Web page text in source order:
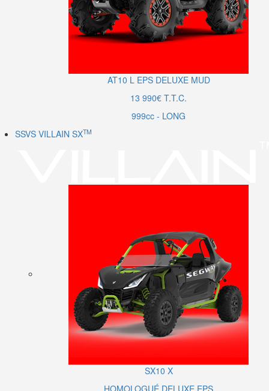
AT10 L EPS DELUXE MUD
13 990€ T.T.C.
999cc - LONG
SSVS VILLAIN SXTM
SX10 X
HOMOLOGUÉ DELUXE EPS